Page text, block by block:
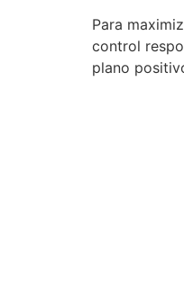
Para
control
plano